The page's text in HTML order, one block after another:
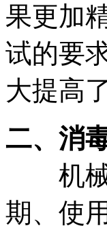
果更加
试的要
大提高
二、消
机
期、使